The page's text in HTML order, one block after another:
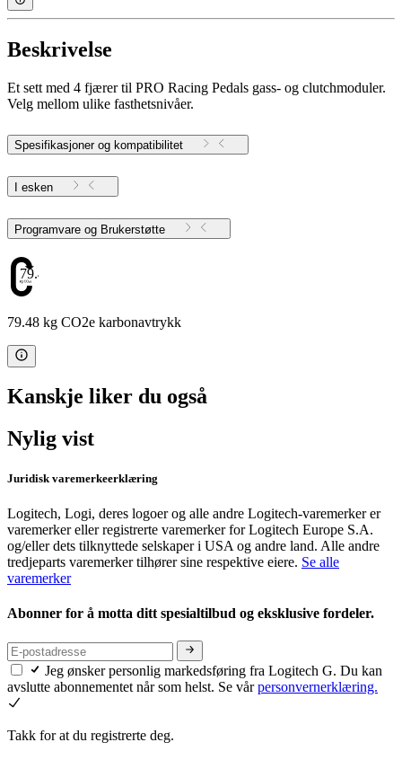
Beskrivelse
Et sett med 4 fjærer til PRO Racing Pedals gass- og clutchmoduler.
Velg mellom ulike fasthetsnivåer.
Spesifikasjoner og kompatibilitet
I esken
Programvare og Brukerstøtte
79.48
79.48 kg CO2e karbonavtrykk
Kanskje liker du også
Nylig vist
Juridisk varemerkeerklæring
Logitech, Logi, deres logoer og alle andre Logitech-varemerker er
varemerker eller registrerte varemerker for Logitech Europe S.A.
og/eller dets tilknyttede selskaper i USA og andre land. Alle andre
tredjeparts varemerker tilhører sine respektive eiere. Se alle
varemerker
Abonner for å motta ditt spesialtilbud og eksklusive fordeler.
Jeg ønsker personlig markedsføring fra Logitech G. Du kan
avslutte abonnementet når som helst. Se vårpersonvernerklæring.
Takk for at du registrerte deg.